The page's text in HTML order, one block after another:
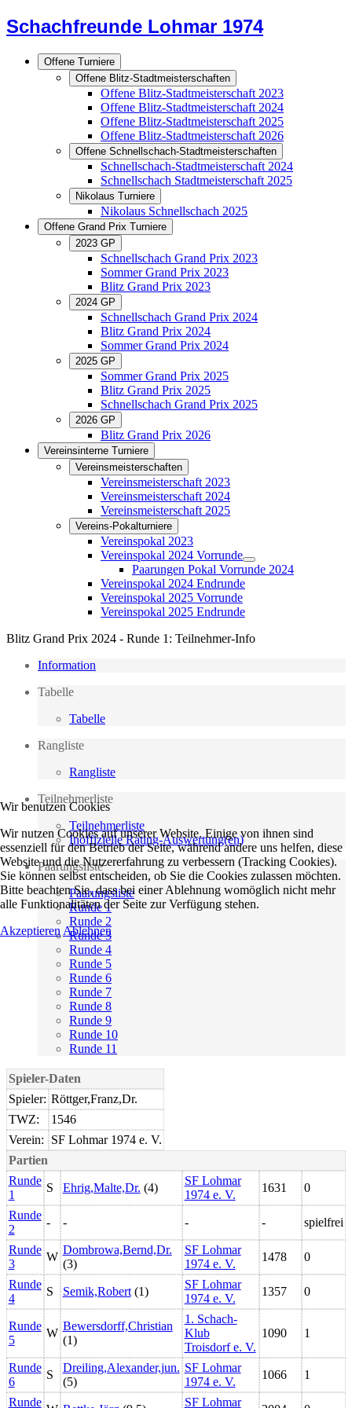
Schachfreunde Lohmar 1974
Offene Turniere
Offene Blitz-Stadtmeisterschaften
Offene Blitz-Stadtmeisterschaft 2023
Offene Blitz-Stadtmeisterschaft 2024
Offene Blitz-Stadtmeisterschaft 2025
Offene Blitz-Stadtmeisterschaft 2026
Offene Schnellschach-Stadtmeisterschaften
Schnellschach-Stadtmeisterschaft 2024
Schnellschach Stadtmeisterschaft 2025
Nikolaus Turniere
Nikolaus Schnellschach 2025
Offene Grand Prix Turniere
2023 GP
Schnellschach Grand Prix 2023
Sommer Grand Prix 2023
Blitz Grand Prix 2023
2024 GP
Schnellschach Grand Prix 2024
Blitz Grand Prix 2024
Sommer Grand Prix 2024
2025 GP
Sommer Grand Prix 2025
Blitz Grand Prix 2025
Schnellschach Grand Prix 2025
2026 GP
Blitz Grand Prix 2026
Vereinsinterne Turniere
Vereinsmeisterschaften
Vereinsmeisterschaft 2023
Vereinsmeisterschaft 2024
Vereinsmeisterschaft 2025
Vereins-Pokalturniere
Vereinspokal 2023
Vereinspokal 2024 Vorrunde
Paarungen Pokal Vorrunde 2024
Vereinspokal 2024 Endrunde
Vereinspokal 2025 Vorrunde
Vereinspokal 2025 Endrunde
Blitz Grand Prix 2024 - Runde 1: Teilnehmer-Info
Information
Tabelle
Tabelle
Rangliste
Rangliste
Teilnehmerliste
Teilnehmerliste
Inoffizielle Rating-Auswertung(en)
Paarungsliste
Paarungsliste
Runde 1
Runde 2
Runde 3
Runde 4
Runde 5
Runde 6
Runde 7
Runde 8
Runde 9
Runde 10
Runde 11
Spieler-Daten
Spieler: Röttger,Franz,Dr.
TWZ:
1546
Verein:
SF Lohmar 1974 e. V.
Partien
Runde
1
S Ehrig,Malte,Dr. (4)
SF Lohmar
1974 e. V.
1631 0
Runde
2
- - - - spielfrei
Runde
3
W
Dombrowa,Bernd,Dr.
(3)
SF Lohmar
1974 e. V.
1478 0
Runde
4
S Semik,Robert(1)
SF Lohmar
1974 e. V.
1357 0
Runde
5
W
Bewersdorff,Christian
(1)
1. Schach-
Klub
Troisdorf e. V.
1090 1
Runde
6
S
Dreiling,Alexander,jun.
(5)
SF Lohmar
1974 e. V.
1066 1
Runde SF Lohmar
Wir benutzen Cookies
Wir nutzen Cookies auf unserer Website. Einige von ihnen sind
essenziell für den Betrieb der Seite, während andere uns helfen, diese
Website und die Nutzererfahrung zu verbessern (Tracking Cookies).
Sie können selbst entscheiden, ob Sie die Cookies zulassen möchten.
Bitte beachten Sie, dass bei einer Ablehnung womöglich nicht mehr
alle Funktionalitäten der Seite zur Verfügung stehen.
Akzeptieren Ablehnen